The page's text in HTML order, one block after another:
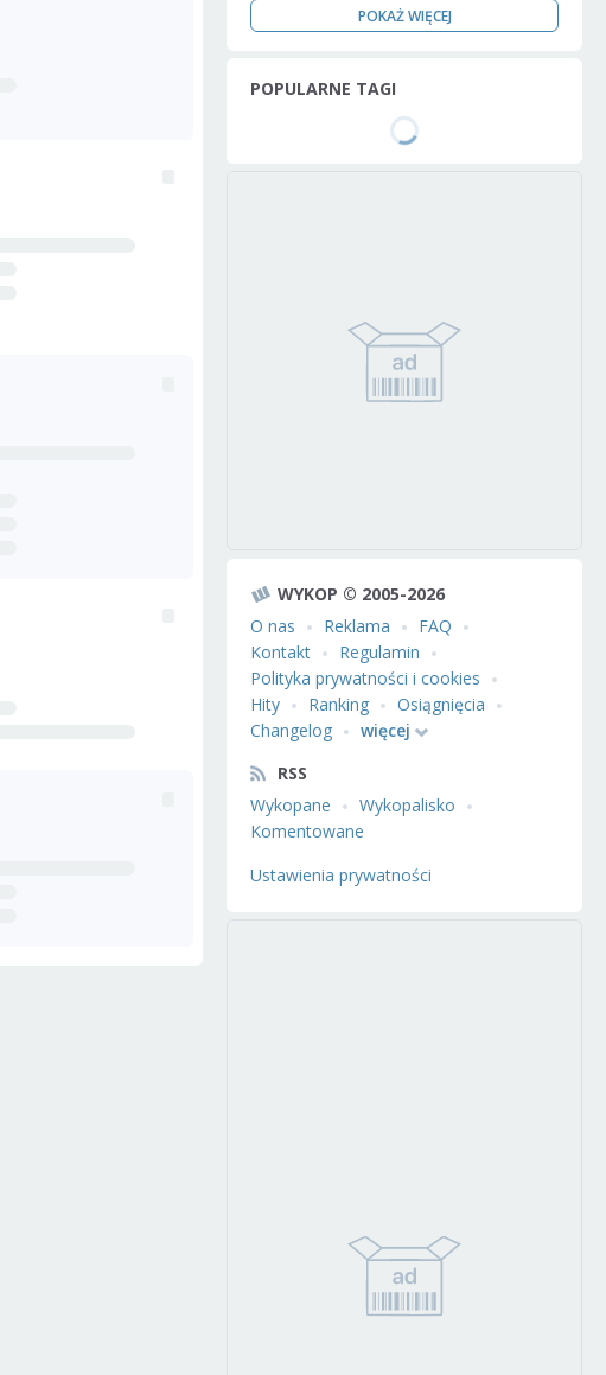
POKAŻ WIĘCEJ
POPULARNE TAGI
WYKOP © 2005-2026
O nas
Reklama
FAQ
Kontakt
Regulamin
Polityka prywatności i cookies
Hity
Ranking
Osiągnięcia
Changelog
więcej
RSS
Wykopane
Wykopalisko
Komentowane
Ustawienia prywatności